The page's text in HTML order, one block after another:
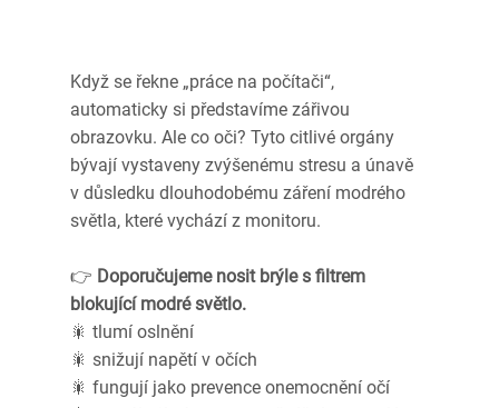
Když se řekne „práce na počítači“,
automaticky si představíme zářivou
obrazovku. Ale co oči? Tyto citlivé orgány
bývají vystaveny zvýšenému stresu a únavě
v důsledku dlouhodobému záření modrého
světla, které vychází z monitoru.
👉 Doporučujeme nosit brýle s filtrem
blokující modré světlo.
🎇 tlumí oslnění
🎇 snižují napětí v očích
🎇 fungují jako prevence onemocnění očí